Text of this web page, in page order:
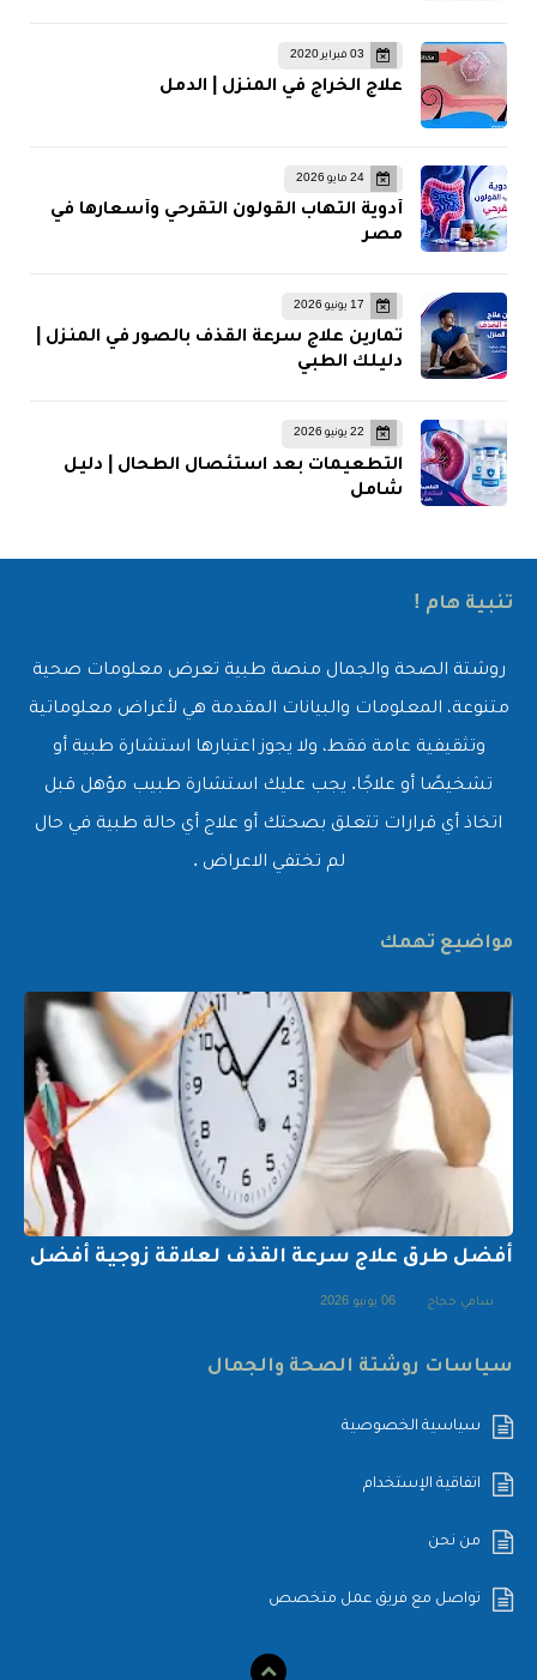
03 فبراير 2020
علاج الخراج في المنزل | الدمل
24 مايو 2026
أدوية التهاب القولون التقرحي وأسعارها في
مصر
17 يونيو 2026
تمارين علاج سرعة القذف بالصور في المنزل |
دليلك الطبي
22 يونيو 2026
التطعيمات بعد استئصال الطحال | دليل
شامل
تنبية هام !
روشتة الصحة والجمال منصة طبية تعرض معلومات صحية
متنوعة، المعلومات والبيانات المقدمة هي لأغراض معلوماتية
وتثقيفية عامة فقط، ولا يجوز اعتبارها استشارة طبية أو
تشخيصًا أو علاجًا. يجب عليك استشارة طبيب مؤهل قبل
اتخاذ أي قرارات تتعلق بصحتك أو علاج أي حالة طبية في حال
لم تختفي الاعراض .
مواضيع تهمك
أفضل طرق علاج سرعة القذف لعلاقة زوجية أفضل
سامي حجاج 06 يونيو 2026
سياسات روشتة الصحة والجمال
سياسية الخصوصية
اتفاقية الإستخدام
من نحن
تواصل مع فريق عمل متخصص